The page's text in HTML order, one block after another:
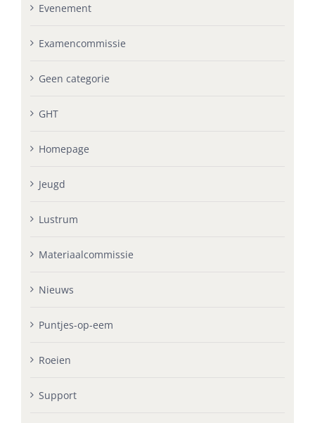
Evenement
Examencommissie
Geen categorie
GHT
Homepage
Jeugd
Lustrum
Materiaalcommissie
Nieuws
Puntjes-op-eem
Roeien
Support